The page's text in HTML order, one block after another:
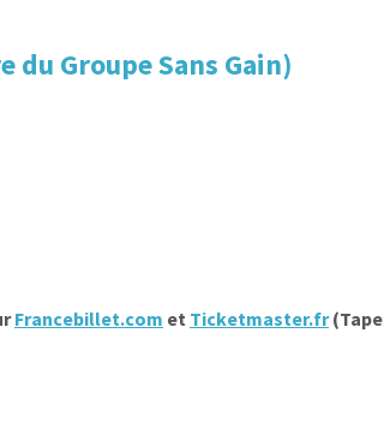
Groupe Sans Gain)
Francebillet.com et Ticketmaster.fr